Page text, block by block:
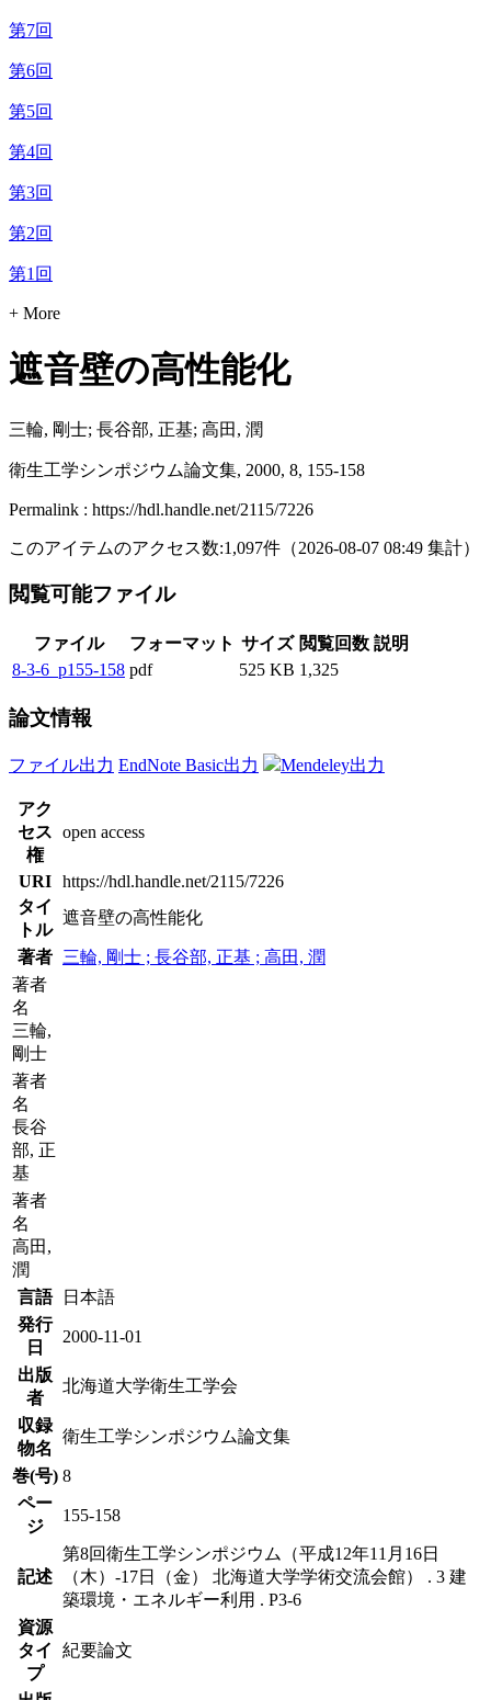
第7回
第6回
第5回
第4回
第3回
第2回
第1回
+ More
遮音壁の高性能化
三輪, 剛士; 長谷部, 正基; 高田, 潤
衛生工学シンポジウム論文集, 2000, 8, 155-158
Permalink : https://hdl.handle.net/2115/7226
このアイテムのアクセス数:1,097件 （2026-08-07 08:49 集計）
閲覧可能ファイル
ファイル フォーマット サイズ 閲覧回数 説明
8-3-6_p155-158 pdf 525 KB 1,325
論文情報
ファイル出力 EndNote Basic出力 Mendeley出力
アク
セス
権
open access
URI https://hdl.handle.net/2115/7226
タイ
トル
遮音壁の高性能化
著者 三輪, 剛士 ; 長谷部, 正基 ; 高田, 潤
著者
名
三輪,
剛士
著者
名
長谷
部, 正
基
著者
名
高田,
潤
言語
日本語
発行
日
2000-11-01
出版
者
北海道大学衛生工学会
収録
物名
衛生工学シンポジウム論文集
巻(号) 8
ペー
ジ
155-158
記述
第8回衛生工学シンポジウム（平成12年11月16日
（木）-17日（金） 北海道大学学術交流会館） . 3 建
築環境・エネルギー利用 . P3-6
資源
タイ
プ
紀要論文